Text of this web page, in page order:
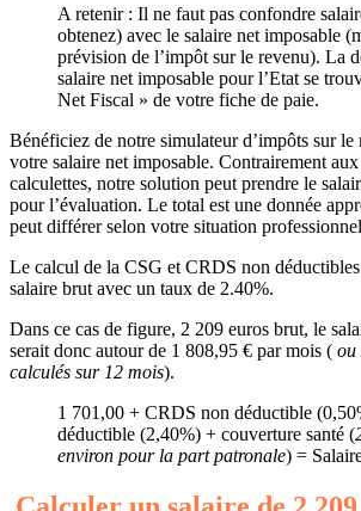
A retenir : Il ne faut pas confondre
obtenez) avec le salaire net imposable
prévision de l’impôt sur le revenu). La
salaire net imposable pour l’Etat se
Net Fiscal » de votre fiche de paie.
Bénéficiez de notre simulateur d’impôts sur
votre salaire net imposable. Contrairement aux
calculettes, notre solution peut prendre le
pour l’évaluation. Le total est une donnée
peut différer selon votre situation
Le calcul de la CSG et CRDS non
salaire brut avec un taux de 2.40%.
Dans ce cas de figure, 2 209 euros brut, le
serait donc autour de 1 808,95 € par mois ( ou
calculés sur 12 mois).
1 701,00 + CRDS non déductible
déductible (2,40%) + couverture santé (
environ pour la part patronale) =